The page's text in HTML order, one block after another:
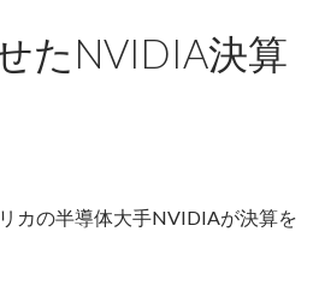
たNVIDIA決算
カの半導体大手NVIDIAが決算を